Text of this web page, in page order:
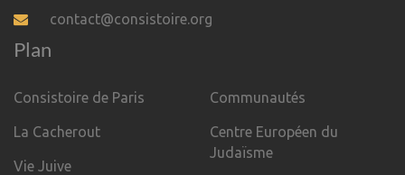
contact@consistoire.org
Plan
Consistoire de Paris
La Cacherout
Vie Juive
Communautés
Centre Européen du
Judaïsme